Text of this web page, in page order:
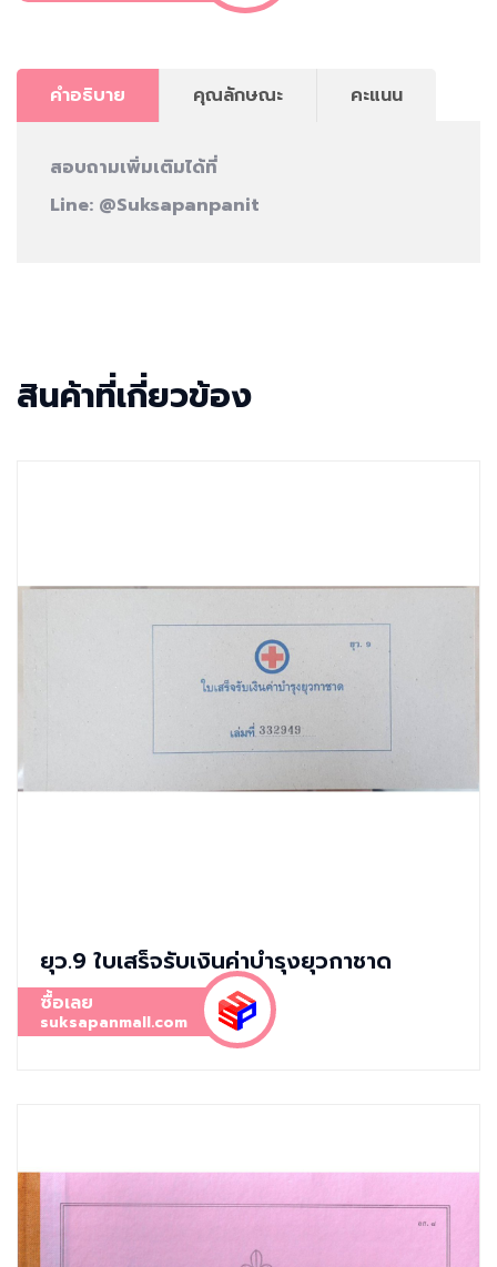
คำอธิบาย คุณลักษณะ คะแนน
สอบถามเพิ่มเติมได้ที่
Line: @Suksapanpanit
สินค้าที่เกี่ยวข้อง
ยุว.9 ใบเสร็จรับเงินค่าบำรุงยุวกาชาด
ซื้อเลย
suksapanmall.com